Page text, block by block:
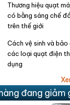
Thương hiệu quạt
có bằng sáng chế
trên thế giới
Cách vệ sinh và bảo
các loại quạt điện
dụng
đang giảm